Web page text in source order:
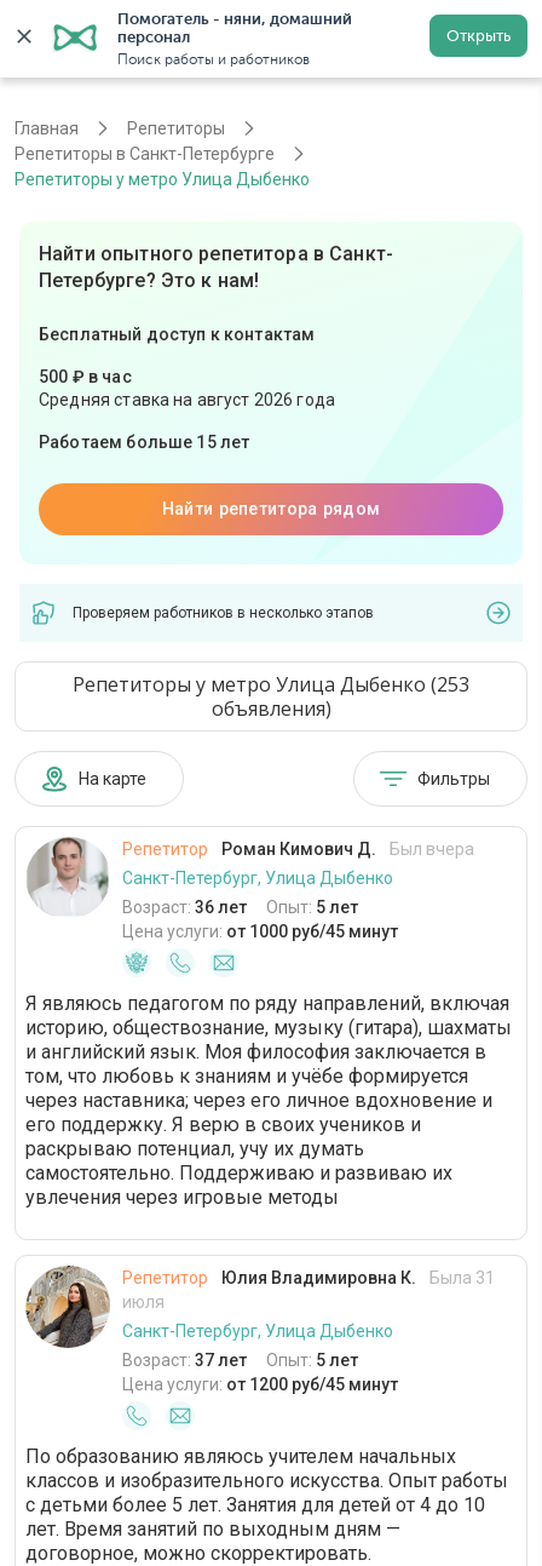
Помогатель - няни, домашний
персонал
Поиск работы и работников
Открыть
Санкт-Петербург Регистрация
Главная
Репетиторы
Репетиторы в Санкт-Петербурге
Репетиторы у метро Улица Дыбенко
Найти опытного репетитора в Санкт-
Петербурге? Это к нам!
Бесплатный доступ к контактам
500 ₽ в час
Средняя ставка на август 2026 года
Работаем больше 15 лет
Найти репетитора рядом
Проверяем работников в несколько этапов
Репетиторы у метро Улица Дыбенко (253
объявления)
На карте Фильтры
Репетитор Роман Кимович Д.
Был вчера
Санкт-Петербург, Улица Дыбенко
Возраст: 36 лет Опыт: 5 лет
Цена услуги: от 1000 руб/45 минут
Я являюсь педагогом по ряду направлений, включая
историю, обществознание, музыку (гитара), шахматы
и английский язык. Моя философия заключается в
том, что любовь к знаниям и учёбе формируется
через наставника; через его личное вдохновение и
его поддержку. Я верю в своих учеников и
раскрываю потенциал, учу их думать
самостоятельно. Поддерживаю и развиваю их
увлечения через игровые методы
Репетитор Юлия Владимировна К.
Была 31
июля
Санкт-Петербург, Улица Дыбенко
Возраст: 37 лет Опыт: 5 лет
Цена услуги: от 1200 руб/45 минут
По образованию являюсь учителем начальных
классов и изобразительного искусства. Опыт работы
с детьми более 5 лет. Занятия для детей от 4 до 10
лет. Время занятий по выходным дням —
договорное, можно скорректировать.